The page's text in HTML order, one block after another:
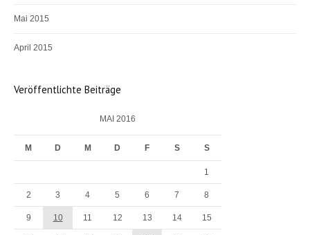
Mai 2015
April 2015
Veröffentlichte Beiträge
MAI 2016
M D M D F S S
1
2 3 4 5 6 7 8
9 10 11 12 13 14 15